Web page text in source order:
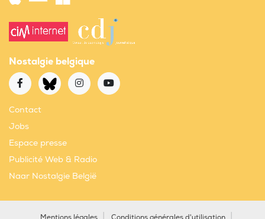
Nostalgie belgique
Contact
Jobs
Espace presse
Publicité Web & Radio
Naar Nostalgie België